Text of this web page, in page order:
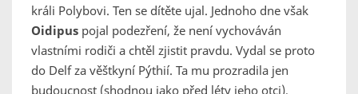
králi Polybovi. Ten se dítěte ujal. Jednoho dne však
Oidipus pojal podezření, že není vychováván
vlastními rodiči a chtěl zjistit pravdu. Vydal se proto
do Delf za věštkyní Pýthií. Ta mu prozradila jen
budoucnost (shodnou jako před léty jeho otci),